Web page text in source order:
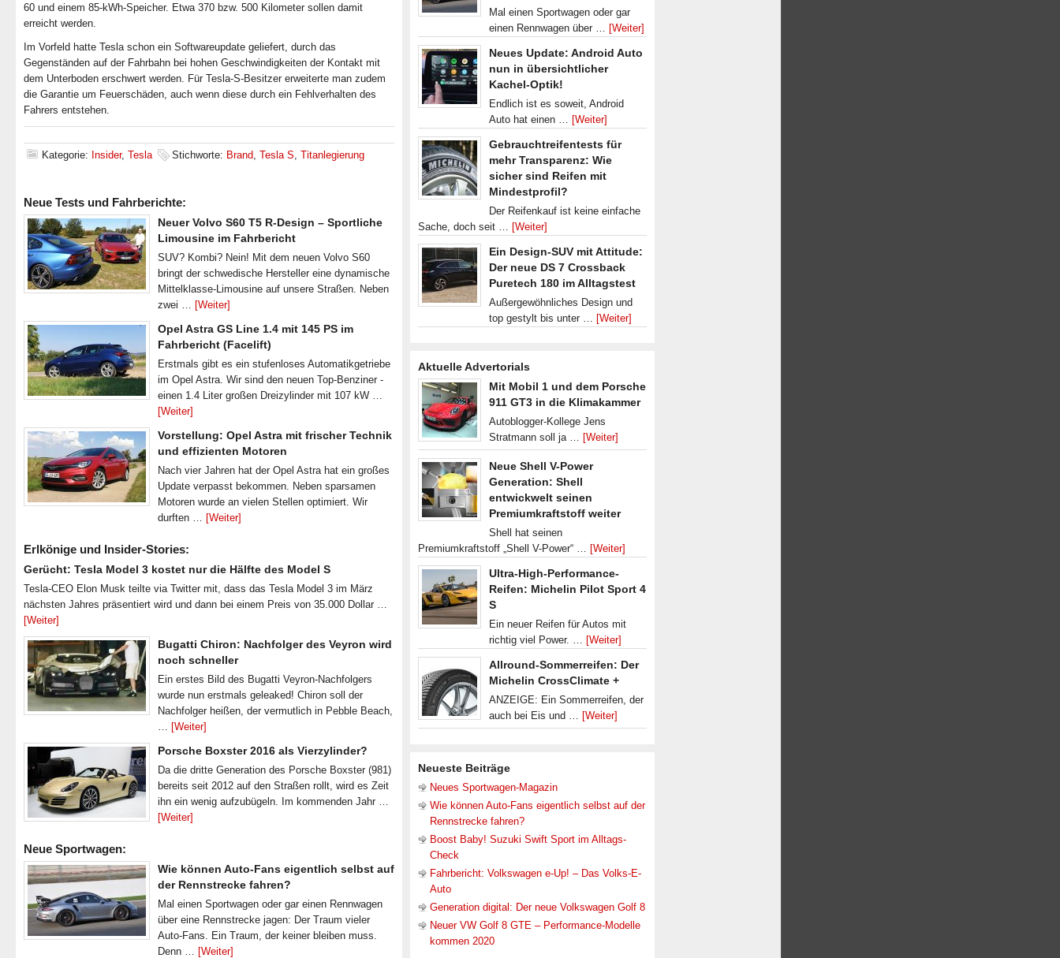
60 und einem 85-kWh-Speicher. Etwa 370 bzw. 500 Kilometer sollen damit
erreicht werden.
Im Vorfeld hatte Tesla schon ein Softwareupdate geliefert, durch das
Gegenständen auf der Fahrbahn bei hohen Geschwindigkeiten der Kontakt mit
dem Unterboden erschwert werden. Für Tesla-S-Besitzer erweiterte man zudem
die Garantie um Feuerschäden, auch wenn diese durch ein Fehlverhalten des
Fahrers entstehen.
Kategorie: Insider, Tesla Stichworte: Brand, Tesla S, Titanlegierung
Neue Tests und Fahrberichte:
Neuer Volvo S60 T5 R-Design – Sportliche
Limousine im Fahrbericht
SUV? Kombi? Nein! Mit dem neuen Volvo S60
bringt der schwedische Hersteller eine dynamische
Mittelklasse-Limousine auf unsere Straßen. Neben
zwei … [Weiter]
Opel Astra GS Line 1.4 mit 145 PS im
Fahrbericht (Facelift)
Erstmals gibt es ein stufenloses Automatikgetriebe
im Opel Astra. Wir sind den neuen Top-Benziner -
einen 1.4 Liter großen Dreizylinder mit 107 kW …
[Weiter]
Vorstellung: Opel Astra mit frischer Technik
und effizienten Motoren
Nach vier Jahren hat der Opel Astra hat ein großes
Update verpasst bekommen. Neben sparsamen
Motoren wurde an vielen Stellen optimiert. Wir
durften … [Weiter]
Erlkönige und Insider-Stories:
Gerücht: Tesla Model 3 kostet nur die Hälfte des Model S
Tesla-CEO Elon Musk teilte via Twitter mit, dass das Tesla Model 3 im März
nächsten Jahres präsentiert wird und dann bei einem Preis von 35.000 Dollar …
[Weiter]
Bugatti Chiron: Nachfolger des Veyron wird
noch schneller
Ein erstes Bild des Bugatti Veyron-Nachfolgers
wurde nun erstmals geleaked! Chiron soll der
Nachfolger heißen, der vermutlich in Pebble Beach,
… [Weiter]
Porsche Boxster 2016 als Vierzylinder?
Da die dritte Generation des Porsche Boxster (981)
bereits seit 2012 auf den Straßen rollt, wird es Zeit
ihn ein wenig aufzubügeln. Im kommenden Jahr …
[Weiter]
Neue Sportwagen:
Wie können Auto-Fans eigentlich selbst auf
der Rennstrecke fahren?
Mal einen Sportwagen oder gar einen Rennwagen
über eine Rennstrecke jagen: Der Traum vieler
Auto-Fans. Ein Traum, der keiner bleiben muss.
Denn … [Weiter]
Mal einen Sportwagen oder gar
einen Rennwagen über … [Weiter]
Neues Update: Android Auto
nun in übersichtlicher
Kachel-Optik!
Endlich ist es soweit, Android
Auto hat einen … [Weiter]
Gebrauchtreifentests für
mehr Transparenz: Wie
sicher sind Reifen mit
Mindestprofil?
Der Reifenkauf ist keine einfache
Sache, doch seit … [Weiter]
Ein Design-SUV mit Attitude:
Der neue DS 7 Crossback
Puretech 180 im Alltagstest
Außergewöhnliches Design und
top gestylt bis unter … [Weiter]
Aktuelle Advertorials
Mit Mobil 1 und dem Porsche
911 GT3 in die Klimakammer
Autoblogger-Kollege Jens
Stratmann soll ja … [Weiter]
Neue Shell V-Power
Generation: Shell
entwickwelt seinen
Premiumkraftstoff weiter
Shell hat seinen
Premiumkraftstoff „Shell V-Power“ … [Weiter]
Ultra-High-Performance-
Reifen: Michelin Pilot Sport 4
S
Ein neuer Reifen für Autos mit
richtig viel Power. … [Weiter]
Allround-Sommerreifen: Der
Michelin CrossClimate +
ANZEIGE: Ein Sommerreifen, der
auch bei Eis und … [Weiter]
Neueste Beiträge
Neues Sportwagen-Magazin
Wie können Auto-Fans eigentlich selbst auf der
Rennstrecke fahren?
Boost Baby! Suzuki Swift Sport im Alltags-
Check
Fahrbericht: Volkswagen e-Up! – Das Volks-E-
Auto
Generation digital: Der neue Volkswagen Golf 8
Neuer VW Golf 8 GTE – Performance-Modelle
kommen 2020